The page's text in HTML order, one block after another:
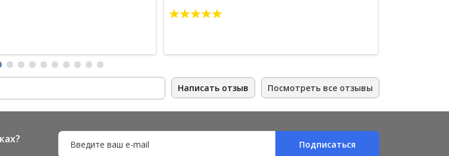
порошок, палочки-благовония,
Покупала их сама в Тайланде,
же. Отличная натуральная
очень довольна, буду еще
(пробник маски и бальзам для волос). Очень
отпишусь через пару месяцев, если будет
хорошего сказано. Надо попробовать все! Но
есть минус - положили 3 других маски вместо
клиентам
Написать отзыв Посмотреть все отзывы
Подписаться